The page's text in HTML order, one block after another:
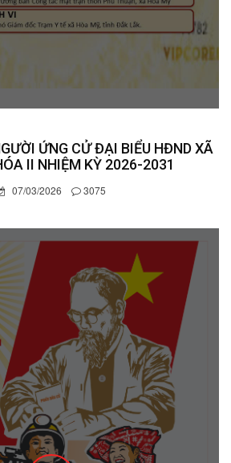
ỨNG CỬ ĐẠI BIỂU HĐND XÃ
II NHIỆM KỲ 2026-2031
07/03/2026 3075